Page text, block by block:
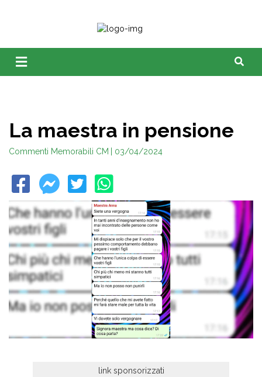
La maestra in pensione
Commenti Memorabili CM | 03/04/2024